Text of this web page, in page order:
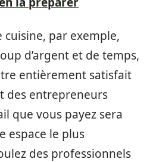
par exemple,
d’argent et de temps,
entièrement satisfait
des entrepreneurs
que vous payez sera
espace le plus
des professionnels